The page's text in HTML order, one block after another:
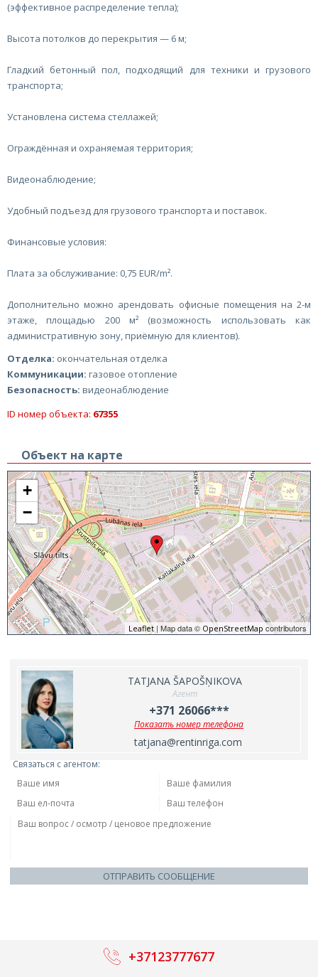
(эффективное распределение тепла);
Высота потолков до перекрытия — 6 м;
Гладкий бетонный пол, подходящий для техники и грузового
транспорта;
Установлена система стеллажей;
Ограждённая и охраняемая территория;
Видеонаблюдение;
Удобный подъезд для грузового транспорта и поставок.
Финансовые условия:
Плата за обслуживание: 0,75 EUR/m².
Дополнительно можно арендовать офисные помещения на 2-м
этаже, площадью 200 м² (возможность использовать как
административную зону, приёмную для клиентов).
Отделка: окончательная отделка
Коммуникации: газовое отопление
Безопасность: видеонаблюдение
ID номер объекта: 67355
Объект на карте
+
−
Leaflet | Map data © OpenStreetMap contributors
TATJANA ŠAPOŠŅIKOVA
Агент
+371 26066***
Показать номер телефона
tatjana@rentinriga.com
Связаться с агентом:
ОТПРАВИТЬ СООБЩЕНИЕ
+37123777677